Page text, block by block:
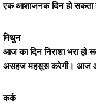
एक आशाजनक दिन हो सकता
मिथुन
आज का दिन निराशा भरा हो
असहज महसूस करेगी। आज आपके
कर्क